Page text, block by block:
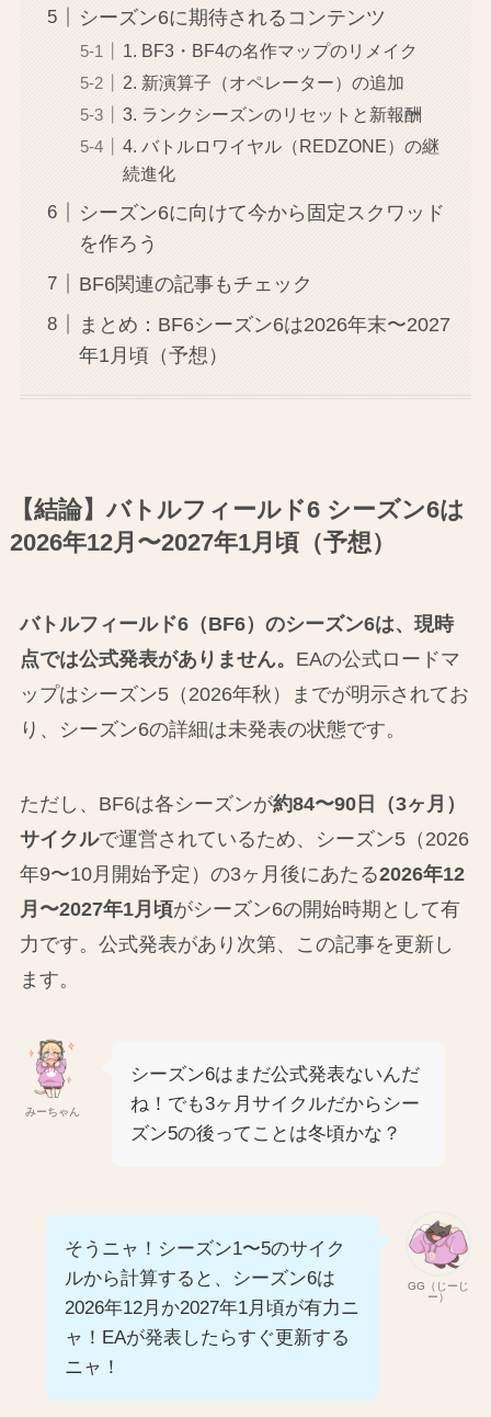
シーズン6に期待されるコンテンツ
1. BF3・BF4の名作マップのリメイク
2. 新演算子（オペレーター）の追加
3. ランクシーズンのリセットと新報酬
4. バトルロワイヤル（REDZONE）の継
続進化
シーズン6に向けて今から固定スクワッド
を作ろう
BF6関連の記事もチェック
まとめ：BF6シーズン6は2026年末〜2027
年1月頃（予想）
【結論】バトルフィールド6 シーズン6は
2026年12月〜2027年1月頃（予想）
バトルフィールド6（BF6）のシーズン6は、現時
点では公式発表がありません。 EAの公式ロードマ
ップはシーズン5（2026年秋）までが明示されてお
り、シーズン6の詳細は未発表の状態です。
ただし、BF6は各シーズンが約84〜90日（3ヶ月）
サイクルで運営されているため、シーズン5（2026
年9〜10月開始予定）の3ヶ月後にあたる2026年12
月〜2027年1月頃がシーズン6の開始時期として有
力です。公式発表があり次第、この記事を更新し
ます。
みーちゃん
シーズン6はまだ公式発表ないんだ
ね！でも3ヶ月サイクルだからシー
ズン5の後ってことは冬頃かな？
GG（じーじ
ー）
そうニャ！シーズン1〜5のサイク
ルから計算すると、シーズン6は
2026年12月か2027年1月頃が有力ニ
ャ！EAが発表したらすぐ更新する
ニャ！